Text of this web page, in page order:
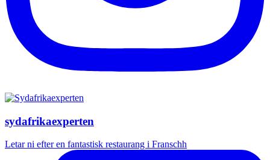
sydafrikaexperten
Letar ni efter en fantastisk restaurang i Franschh